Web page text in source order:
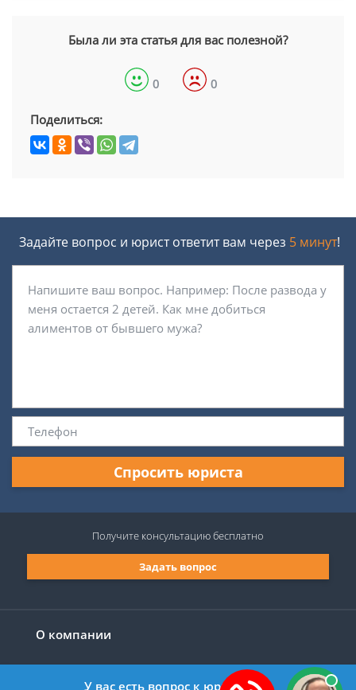
Была ли эта статья для вас полезной?
0 0
Поделиться:
Задайте вопрос и юрист ответит вам через 5 минут!
Спросить юриста
О компании
Задать вопрос
Получите консультациюбесплатно
У вас есть вопрос к юристу?